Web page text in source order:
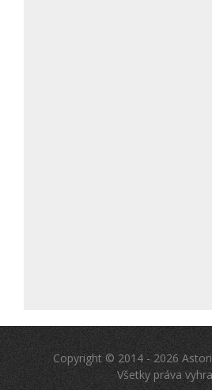
Copyright © 2014 - 2026
Všetky práva